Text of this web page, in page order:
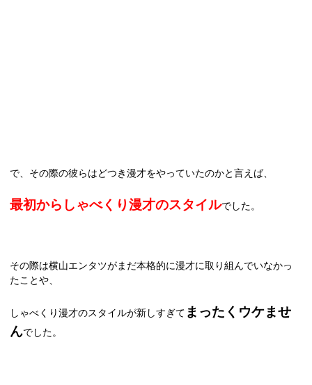
で、その際の彼らはどつき漫才をやっていたのかと言えば、
最初からしゃべくり漫才のスタイルでした。
その際は横山エンタツがまだ本格的に漫才に取り組んでいなかっ
たことや、
しゃべくり漫才のスタイルが新しすぎて まったくウケませ
んでした。